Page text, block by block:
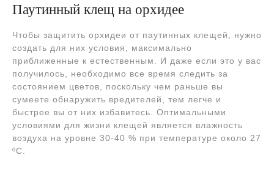
Паутинный клещ на орхидее
Чтобы защитить орхидеи от паутинных клещей, нужно
создать для них условия, максимально
приближенные к естественным. И даже если это у вас
получилось, необходимо все время следить за
состоянием цветов, поскольку чем раньше вы
сумеете обнаружить вредителей, тем легче и
быстрее вы от них избавитесь. Оптимальными
условиями для жизни клещей является влажность
воздуха на уровне 30-40 % при температуре около 27
ºC.